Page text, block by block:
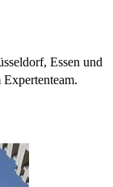
Essen und